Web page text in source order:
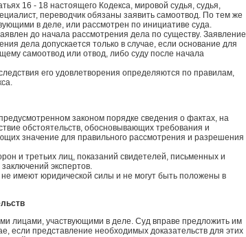
16 - 18 настоящего Кодекса, мировой судья, судья,
переводчик обязаны заявить самоотвод. По тем же
в деле, или рассмотрен по инициативе суда.
до начала рассмотрения дела по существу. Заявление
дела допускается только в случае, если основание для
самоотвод или отвод, либо суду после начала
его удовлетворения определяются по правилам,
законом порядке сведения о фактах, на
обстоятельств, обосновывающих требования и
значение для правильного рассмотрения и разрешения
и третьих лиц, показаний свидетелей, письменных и
экспертов.
имеют юридической силы и не могут быть положены в
лицами, участвующими в деле. Суд вправе предложить им
если представление необходимых доказательств для этих